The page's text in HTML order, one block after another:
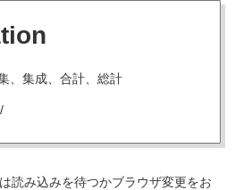
、集成、合計、総計
読み込みを待つかブラウザ変更をお